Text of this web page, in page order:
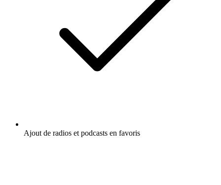
Ajout de radios et podcasts en favoris